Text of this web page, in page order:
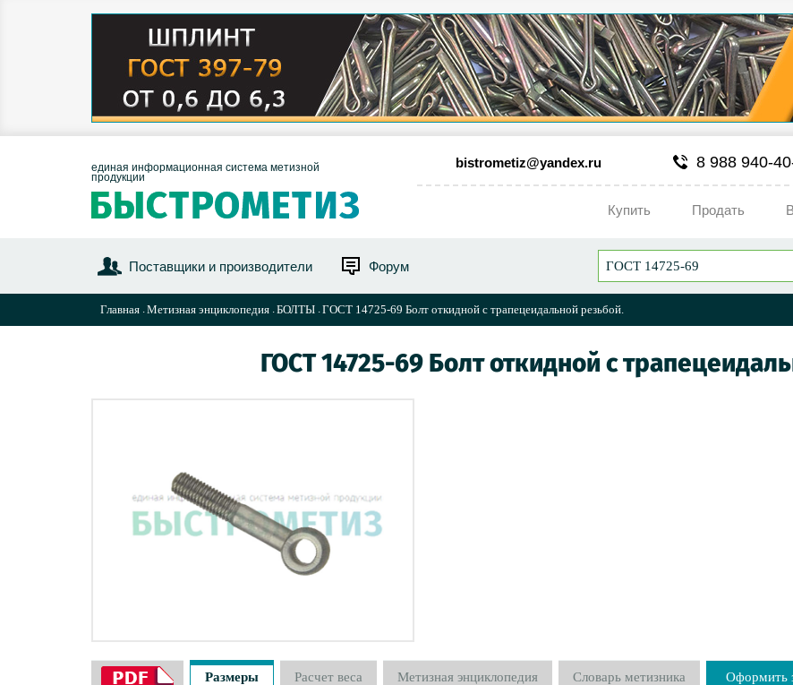
единая информационная система метизной
продукции
bistrometiz@yandex.ru 8 988 940-
Купить Продать
Поставщики и производители Форум
Главная Метизная энциклопедия БОЛТЫ ГОСТ 14725-69 Болт откидной с трапецеидальной резьбой.
ГОСТ 14725-69 Болт откидной с
Размеры Расчет веса Метизная энциклопедия Словарь метизника Оформить